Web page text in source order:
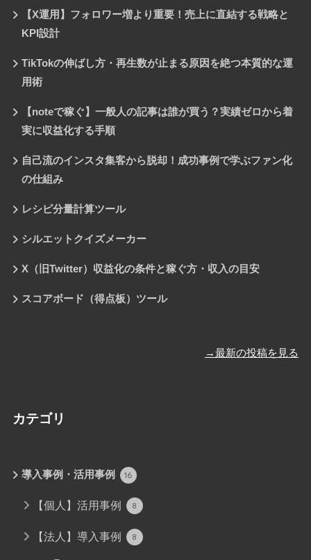
【X運用】フォロワー増より重要！売上に直結する戦略と
KPI設計
TikTokの伸ばし方・再生数が止まる原因を絶つ本質的な運
用術
【noteで稼ぐ】一般人の記事は誰が買う？実績ゼロから着
実に収益化する手順
自己流のインスタ集客から脱却！成功事例で学ぶファン化
の仕組み
レシピ分量計算ツール
シルエットクイズメーカー
X（旧Twitter）収益化の条件と稼ぐ方・収入の目安
スコアボード（得点板）ツール
→最新の投稿を見る
カテゴリ
導入事例・活用事例 16
【個人】活用事例 8
【法人】導入事例 8